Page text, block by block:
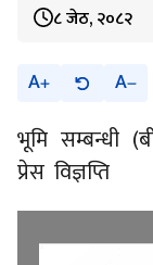
८ जेठ, २०८२
A A
भूमि सम्बन्धी
प्रेस विज्ञप्ति